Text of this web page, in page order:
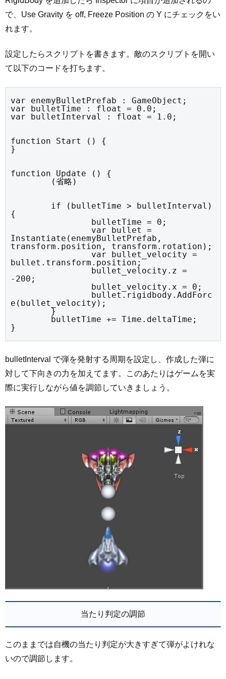
で、Use Gravity を off, Freeze Position の Y にチェックをい
れます。
設定したらスクリプトを書きます。敵のスクリプトを開い
て以下のコードを打ちます。
var enemyBulletPrefab : GameObject;
var bulletTime : float = 0.0;
var bulletInterval : float = 1.0;
function Start () {
}
function Update () {
	(省略)
{
Instantiate(enemyBulletPrefab,
transform.position, transform.rotation);
bullet.transform.position;
-200;
e(bullet_velocity);
}
bulletInterval で弾を発射する周期を設定し、作成した弾に
対して下向きの力を加えてます。このあたりはゲームを実
際に実行しながら値を調節していきましょう。
当たり判定の調節
このままでは自機の当たり判定が大きすぎて弾がよけれな
いので調節します。